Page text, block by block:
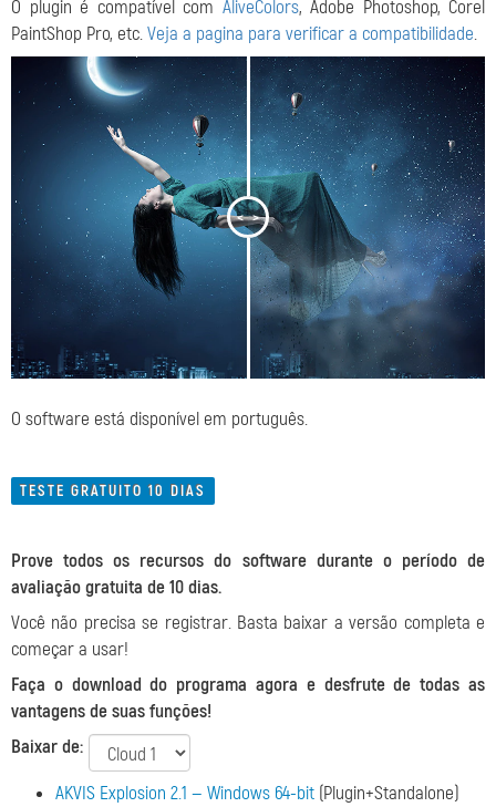
O plugin é compatível com AliveColors, Adobe Photoshop, Corel
PaintShop Pro, etc.Veja a pagina para verificar a compatibilidade.
< >
O software está disponível em português.
TESTE GRATUITO 10 DIAS
Prove todos os recursos do software durante o período de
avaliação gratuita de 10 dias.
Você não precisa se registrar. Basta baixar a versão completa e
começar a usar!
Faça o download do programa agora e desfrute de todas as
vantagens de suas funções!
Baixar de:
AKVIS Explosion 2.1 — Windows 64-bit (Plugin+Standalone)